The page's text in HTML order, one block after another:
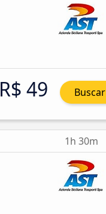
R$ 49 Buscar
1h 30m